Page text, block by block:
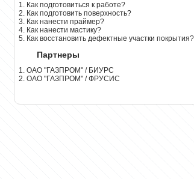
1. Как подготовиться к работе?
2. Как подготовить поверхность?
3. Как нанести праймер?
4. Как нанести мастику?
5. Как восстановить дефектные участки покрытия?
Партнеры
1. ОАО "ГАЗПРОМ" / БИУРС
2. ОАО "ГАЗПРОМ" / ФРУСИС